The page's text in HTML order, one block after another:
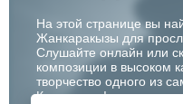
На этой странице вы
Жанкаракызы для
Слушайте онлайн или
композиции в высоком
творчество одного из
Казахстана!